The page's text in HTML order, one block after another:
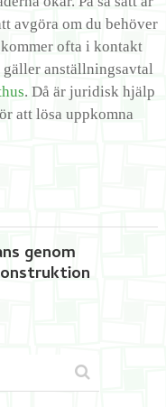
avgöra om du behöver
ofta i kontakt
anställningsavtal
. Då är juridisk hjälp
att lösa uppkomna
genom